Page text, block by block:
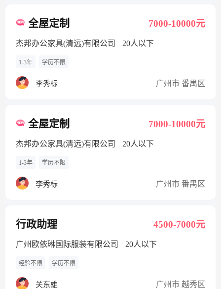
全屋定制 7000-10000元
杰邦办公家具(清远)有限公司 20人以下
1-3年 学历不限
李秀标 广州市 番禺区
全屋定制 7000-10000元
杰邦办公家具(清远)有限公司 20人以下
1-3年 学历不限
李秀标 广州市 番禺区
行政助理 4500-7000元
广州欧依琳国际服装有限公司 20人以下
经验不限 学历不限
关东雄 广州市 越秀区